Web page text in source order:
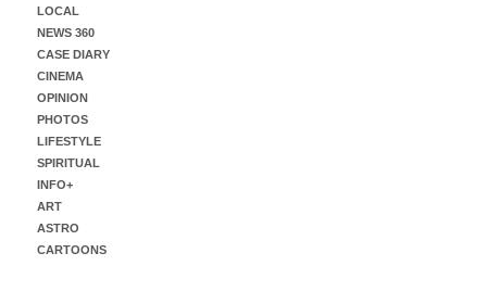
LOCAL
NEWS 360
CASE DIARY
CINEMA
OPINION
PHOTOS
LIFESTYLE
SPIRITUAL
INFO+
ART
ASTRO
CARTOONS